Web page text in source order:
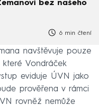
bez našeho
6 min čtení
navštěvuje pouze
Vondráček
eviduje ÚVN jako
prověřena v rámci
rovněž nemůže